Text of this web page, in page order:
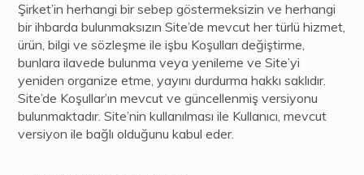
Şirket’in herhangi bir sebep göstermeksizin ve herhangi
bir ihbarda bulunmaksızın Site’de mevcut her türlü hizmet,
ürün, bilgi ve sözleşme ile işbu Koşulları değiştirme,
bunlara ilavede bulunma veya yenileme ve Site’yi
yeniden organize etme, yayını durdurma hakkı saklıdır.
Site’de Koşullar’ın mevcut ve güncellenmiş versiyonu
bulunmaktadır. Site’nin kullanılması ile Kullanıcı, mevcut
versiyon ile bağlı olduğunu kabul eder.